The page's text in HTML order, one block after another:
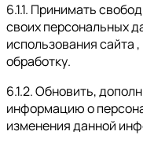
6.1.1. Принимать
своих персональных
использования сайта
обработку.
6.1.2. Обновить,
информацию о
изменения данной